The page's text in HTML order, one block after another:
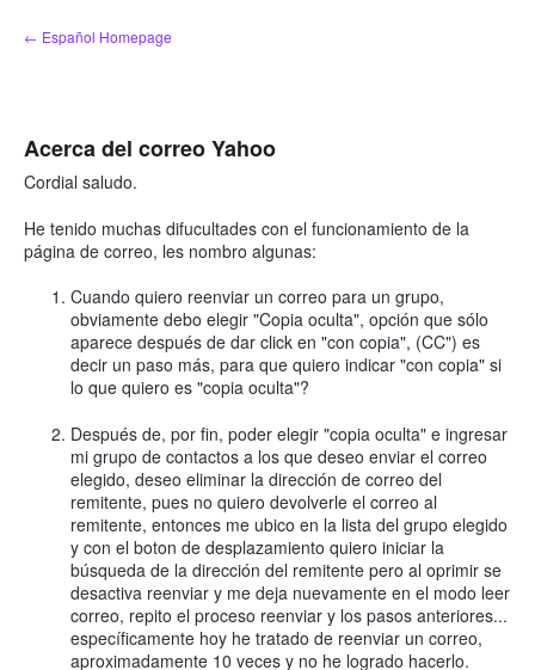
saltar
al
← Español Homepage
Acerca del correo Yahoo
Cordial saludo.
He tenido muchas difucultades con el funcionamiento de la
página de correo, les nombro algunas:
Cuando quiero reenviar un correo para un grupo,
obviamente debo elegir "Copia oculta", opción que sólo
aparece después de dar click en "con copia", (CC") es
decir un paso más, para que quiero indicar "con copia" si
lo que quiero es "copia oculta"?
Después de, por fin, poder elegir "copia oculta" e ingresar
mi grupo de contactos a los que deseo enviar el correo
elegido, deseo eliminar la dirección de correo del
remitente, pues no quiero devolverle el correo al
remitente, entonces me ubico en la lista del grupo elegido
y con el boton de desplazamiento quiero iniciar la
búsqueda de la dirección del remitente pero al oprimir se
desactiva reenviar y me deja nuevamente en el modo leer
correo, repito el proceso reenviar y los pasos anteriores...
específicamente hoy he tratado de reenviar un correo,
aproximadamente 10 veces y no he logrado hacerlo.